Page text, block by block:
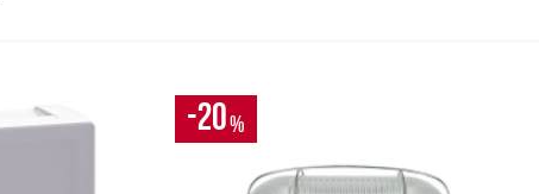
-20%